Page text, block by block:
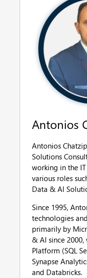
Antonios
Antonios
Solutions
working in the
various roles
Data & AI
Since 1995,
technologies
primarily by
& AI since
Platform (SQL
Synapse
and Databricks.